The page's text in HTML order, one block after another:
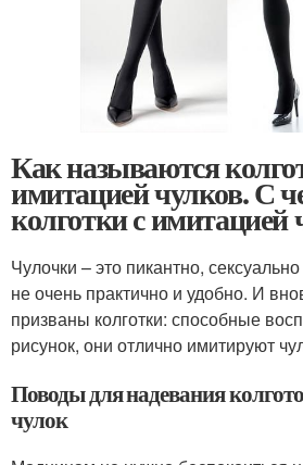
Как называются
имитацией чулков. С
колготки с имитацией
Чулочки – это пикантно,
не очень практично и удобно. И
призваны колготки: способные
рисунок, они отлично имитируют
Поводы для надевания
чулок